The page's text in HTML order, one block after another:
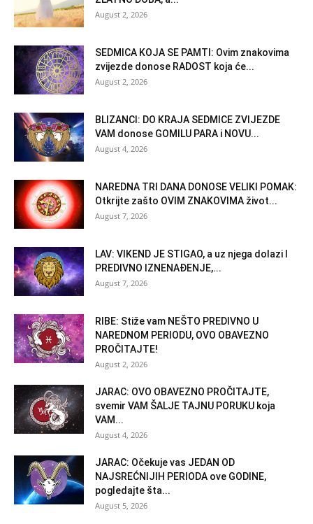
August 2, 2026
SEDMICA KOJA SE PAMTI: Ovim znakovima
zvijezde donose RADOST koja će...
August 2, 2026
BLIZANCI: DO KRAJA SEDMICE ZVIJEZDE
VAM donose GOMILU PARA i NOVU...
August 4, 2026
NAREDNA TRI DANA DONOSE VELIKI POMAK:
Otkrijte zašto OVIM ZNAKOVIMA život...
August 7, 2026
LAV: VIKEND JE STIGAO, a uz njega dolazi I
PREDIVNO IZNENAĐENJE,...
August 7, 2026
RIBE: Stiže vam NEŠTO PREDIVNO U
NAREDNOM PERIODU, OVO OBAVEZNO
PROČITAJTE!
August 2, 2026
JARAC: OVO OBAVEZNO PROČITAJTE,
svemir VAM ŠALJE TAJNU PORUKU koja
VAM...
August 4, 2026
JARAC: Očekuje vas JEDAN OD
NAJSREĆNIJIH PERIODA ove GODINE,
pogledajte šta...
August 5, 2026